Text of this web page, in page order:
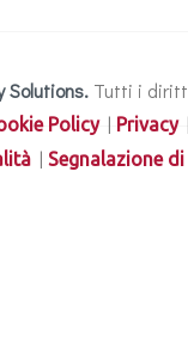
Solutions. Tutti i
Policy| Privacy|
| Segnalazione